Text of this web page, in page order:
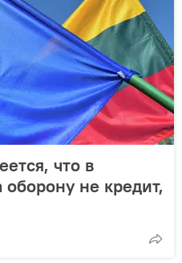
что в
не кредит,